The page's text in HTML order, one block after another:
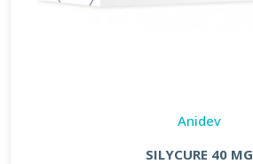
Anidev
SILYCURE 40 MG